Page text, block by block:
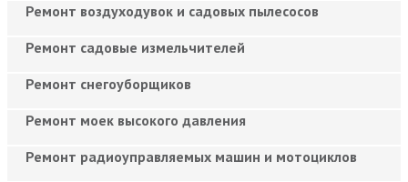
Ремонт воздуходувок и садовых пылесосов
Ремонт садовые измельчителей
Ремонт снегоуборщиков
Ремонт моек высокого давления
Ремонт радиоуправляемых машин и мотоциклов